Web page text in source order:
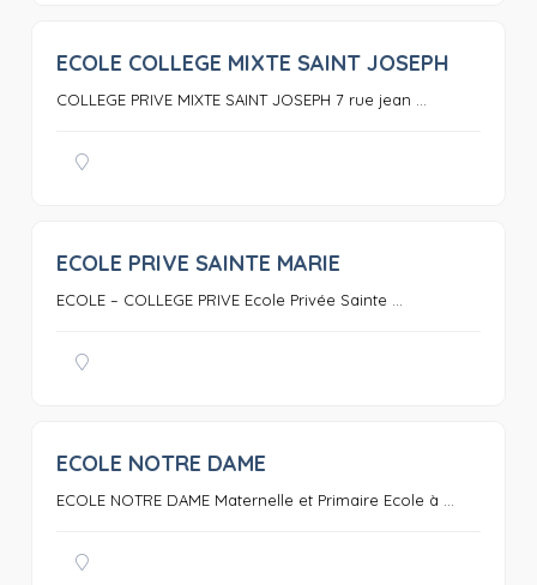
0
ECOLE COLLEGE MIXTE SAINT JOSEPH
COLLEGE PRIVE MIXTE SAINT JOSEPH 7 rue jean ...
ECOLE PRIVE SAINTE MARIE
ECOLE – COLLEGE PRIVE Ecole Privée Sainte ...
ECOLE NOTRE DAME
ECOLE NOTRE DAME Maternelle et Primaire Ecole à ...